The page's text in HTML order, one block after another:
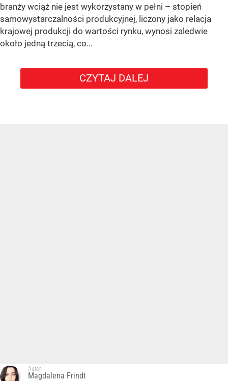
branży wciąż nie jest wykorzystany w pełni – stopień
samowystarczalności produkcyjnej, liczony jako relacja
krajowej produkcji do wartości rynku, wynosi zaledwie
około jedną trzecią, co...
CZYTAJ DALEJ
Autor:
Magdalena Frindt